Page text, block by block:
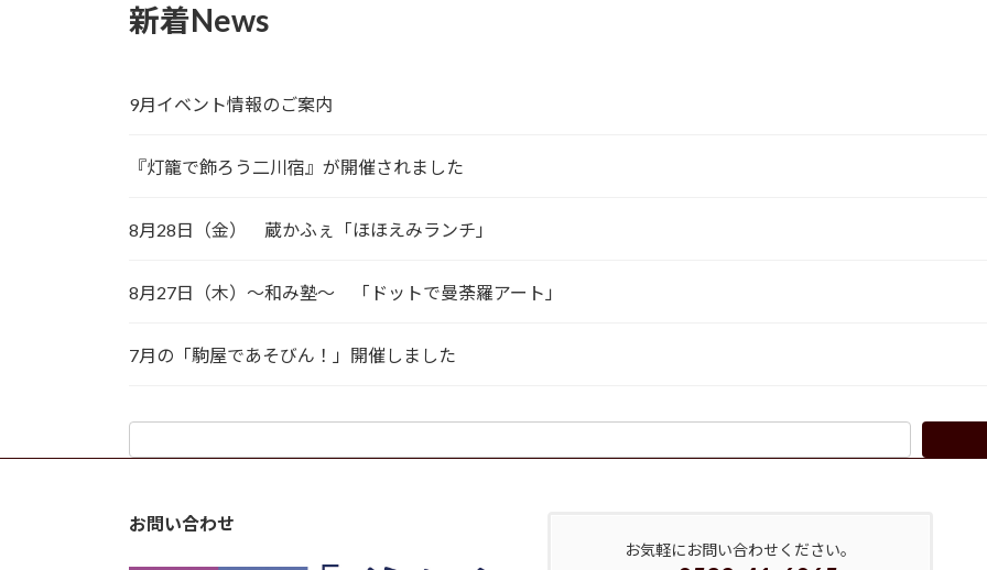
新着News
9月イベント情報のご案内
『灯籠で飾ろう二川宿』が開催されました
8月28日（金） 蔵かふぇ「ほほえみランチ」
8月27日（木）～和み塾～ 「ドットで曼荼羅アート」
7月の「駒屋であそびん！」開催しました
お問い合わせ
お気軽にお問い合わせください。